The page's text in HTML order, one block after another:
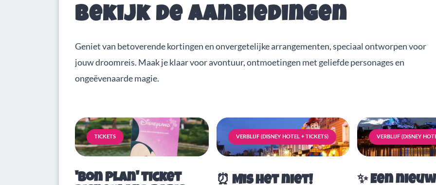
Bekijk de aanbiedingen
Geniet van betoverende kortingen en onvergetelijke arrangementen, speciaal ontworpen voor
jouw droomreis. Maak je klaar voor avontuur, ontmoetingen met geliefde personages en
ongeëvenaarde magie.
TICKETS
'Bon Plan' ticket
VERBLIJF (DISNEY HOTEL + TICKETS)
⏰ Mis het niet!
VERBLIJF (DISNEY
✨ Een